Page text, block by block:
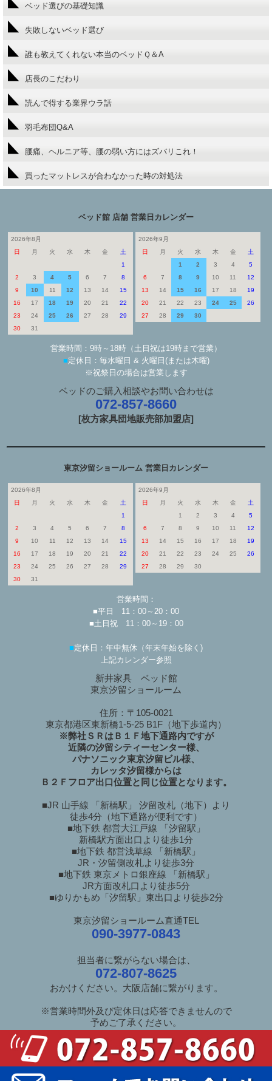
ベッド選びの基礎知識
失敗しないベッド選び
誰も教えてくれない本当のベッドＱ＆A
店長のこだわり
読んで得する業界ウラ話
羽毛布団Q&A
腰痛、ヘルニア等、腰の弱い方にはズバリこれ！
買ったマットレスが合わなかった時の対処法
ベッド館 店舗 営業日カレンダー
2026年8月
日
月 火 水 木 金
土
1
2
3 4 5 6 7
8
9
10 11 12 13 14
15
16
17 18 19 20 21
22
23
24 25 26 27 28
29
30
31
2026年9月
日
月 火 水 木 金
土
1
2 3 4
5
6
7 8 9 10 11
12
13
14 15 16 17 18
19
20
21 22 23 24 25
26
27
28 29 30
営業時間：9時～18時（土日祝は19時まで営業）
■定休日：毎水曜日 & 火曜日(または木曜)
※祝祭日の場合は営業します
ベッドのご購入相談やお問い合わせは
072-857-8660
[枚方家具団地販売部加盟店]
東京汐留ショールーム 営業日カレンダー
2026年8月
日
月 火 水 木 金
土
1
2
3 4 5 6 7
8
9
10 11 12 13 14
15
16
17 18 19 20 21
22
23
24 25 26 27 28
29
30
31
2026年9月
日
月 火 水 木 金
土
1
2 3 4
5
6
7 8 9 10 11
12
13
14 15 16 17 18
19
20
21 22 23 24 25
26
27
28 29 30
営業時間：
■平日 11：00～20：00
■土日祝 11：00～19：00
■定休日：年中無休（年末年始を除く)
上記カレンダー参照
新井家具 ベッド館
東京汐留ショールーム
住所：〒105-0021
東京都港区東新橋1-5-25 B1F（地下歩道内）
※弊社ＳＲはＢ１Ｆ地下通路内ですが
近隣の汐留シティーセンター様、
パナソニック東京汐留ビル様、
カレッタ汐留様からは
Ｂ２Ｆフロア出口位置と同じ位置となります。
■JR 山手線 「新橋駅」 汐留改札（地下）より
徒歩4分（地下通路が便利です）
■地下鉄 都営大江戸線 「汐留駅」
新橋駅方面出口より徒歩1分
■地下鉄 都営浅草線 「新橋駅」
JR・汐留側改札より徒歩3分
■地下鉄 東京メトロ銀座線 「新橋駅」
JR方面改札口より徒歩5分
■ゆりかもめ「汐留駅」東出口より徒歩2分
東京汐留ショールーム直通TEL
090-3977-0843
担当者に繋がらない場合は、
072-807-8625
おかけください。大阪店舗に繋がります。
※営業時間外及び定休日は応答できませんので
予めご了承ください。
ご利用ガイド /良くあるご質問
特定商取引法に基づく表示/個人情報保護方針